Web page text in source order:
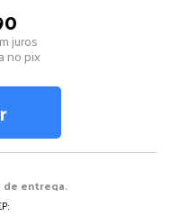
juros
no pix
de entrega.